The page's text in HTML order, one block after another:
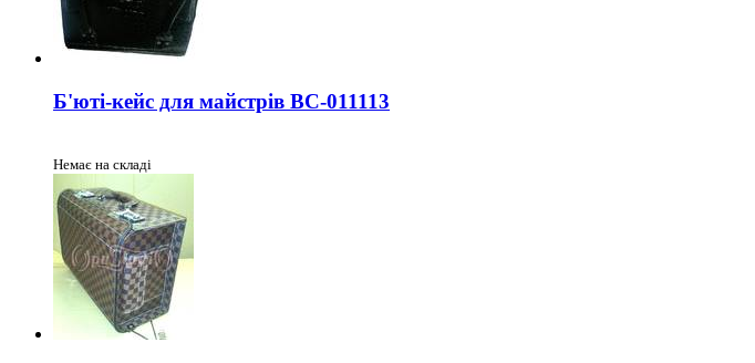
Б'юті-кейс для майстрів BC-011113
Немає на складі